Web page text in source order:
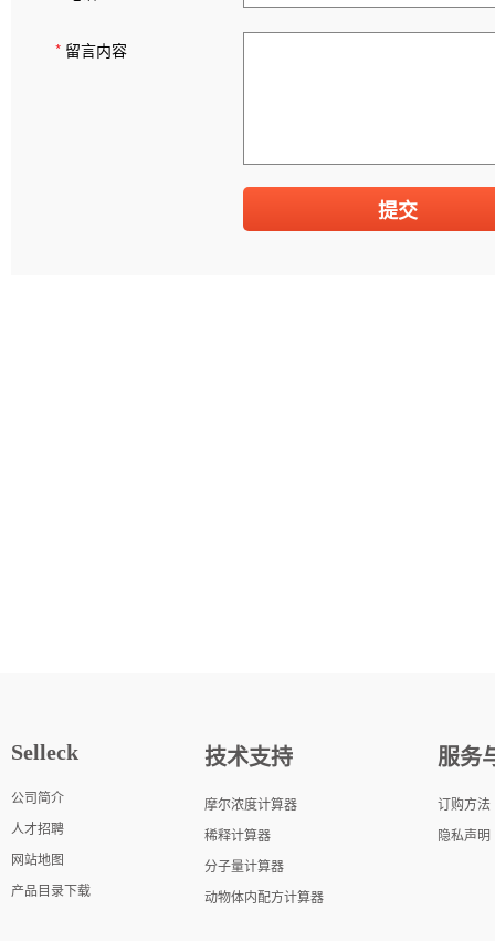
* 留言内容
Selleck
公司简介
人才招聘
网站地图
产品目录下载
技术支持
摩尔浓度计算器
稀释计算器
分子量计算器
动物体内配方计算器
服务
订购方法
隐私声明